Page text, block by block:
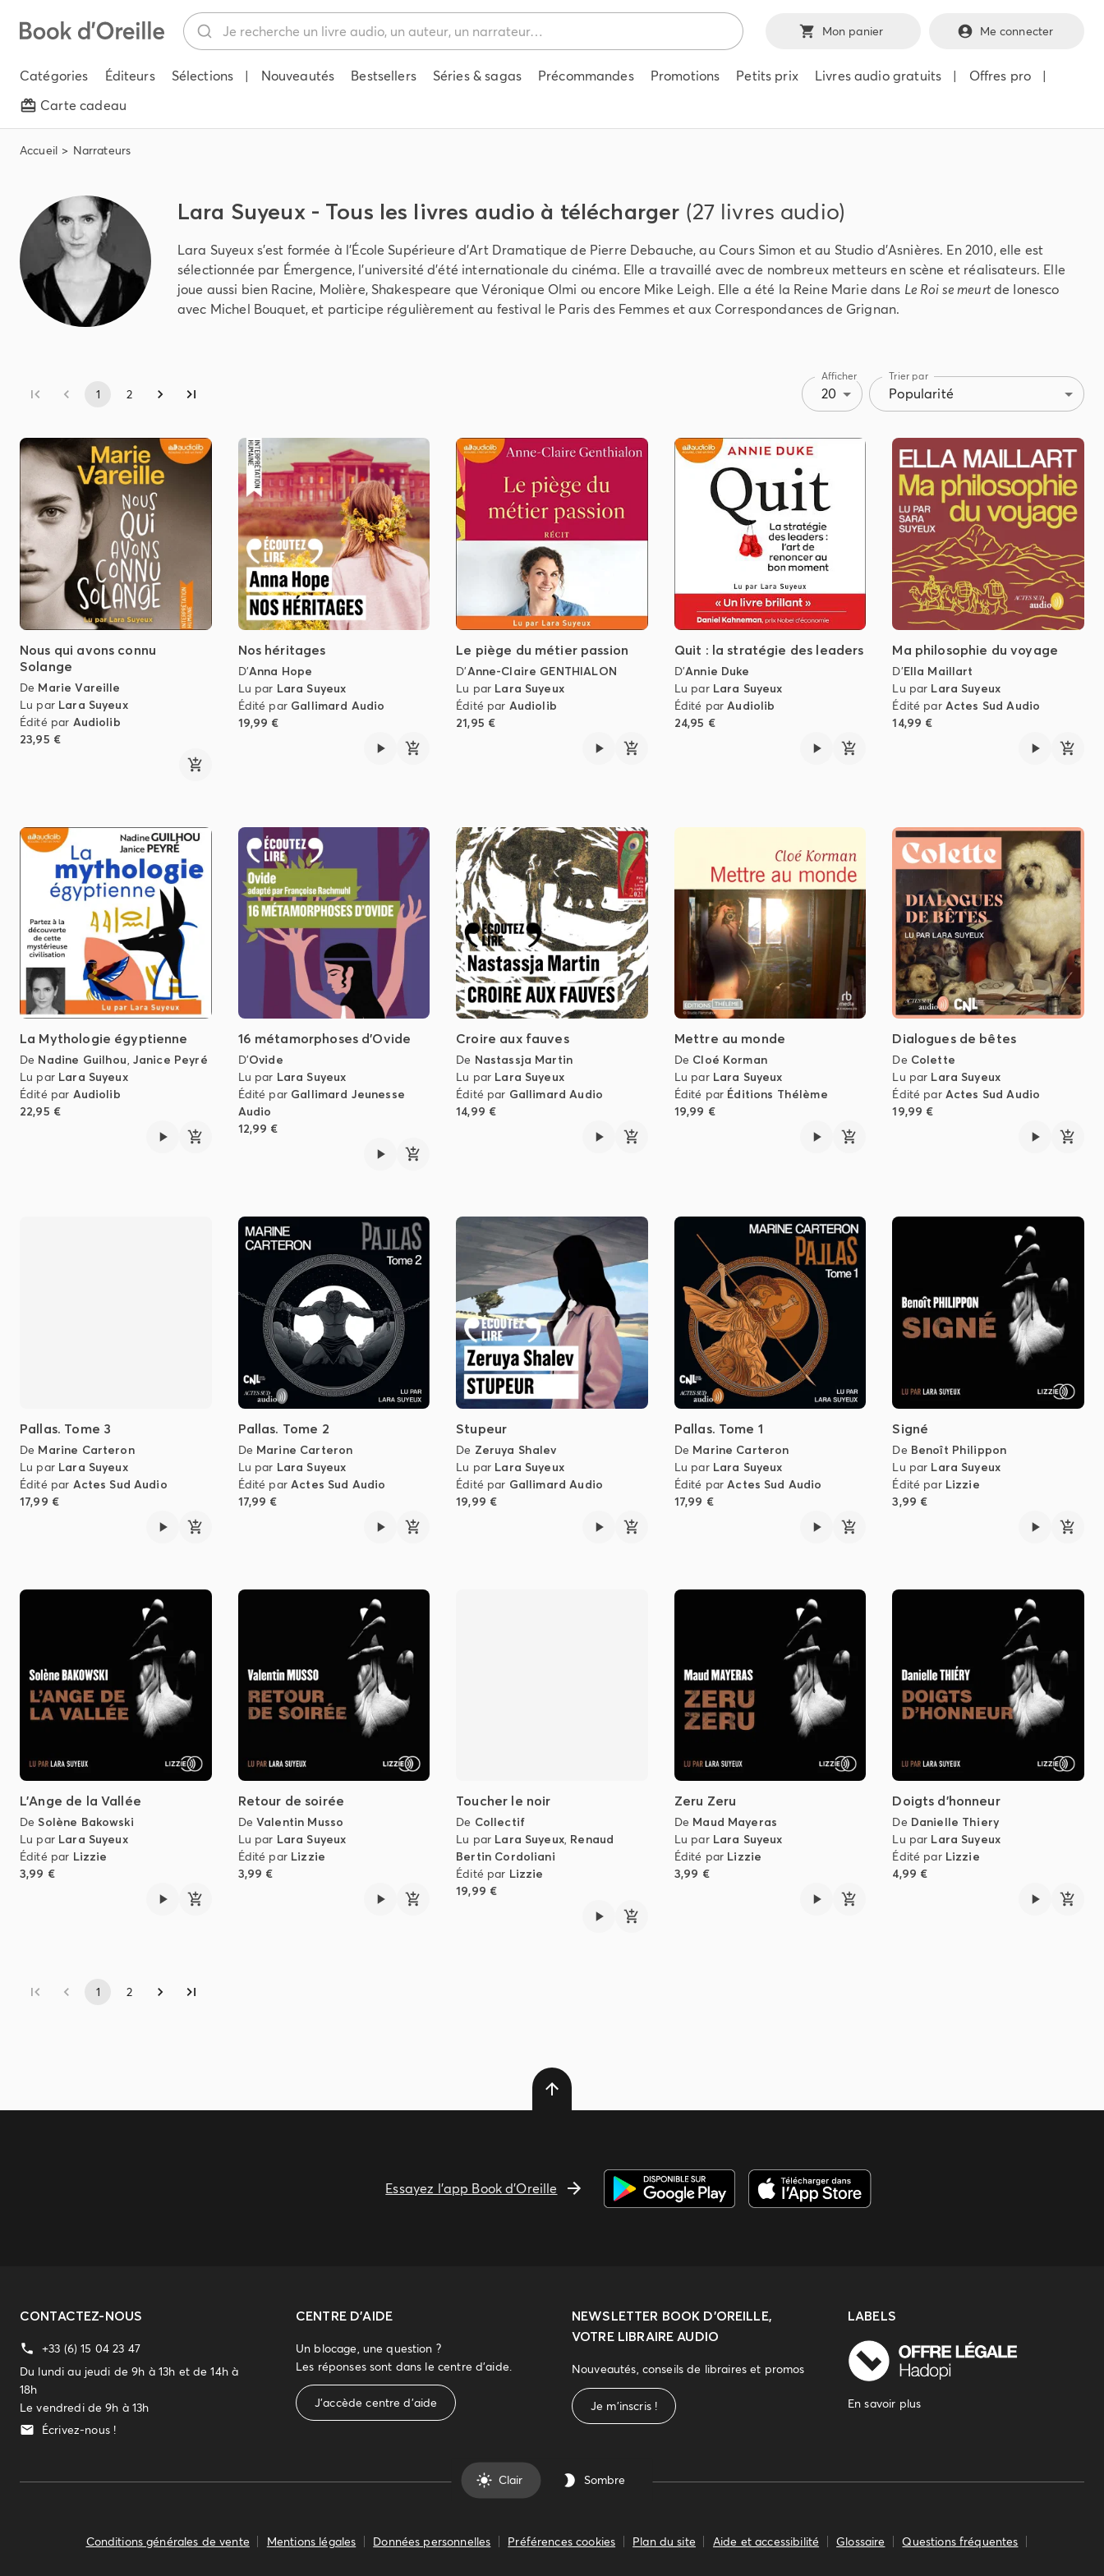
Mon panier Me connecter
Catégories Éditeurs Sélections | Nouveautés Bestsellers Séries & sagas Précommandes Promotions Petits prix Livres audio gratuits | Offres pro
|
Carte cadeau
Accueil Narrateurs
Lara Suyeux - Tous les livres audio à télécharger (27 livres audio)
Lara Suyeux s’est formée à l’École Supérieure d’Art Dramatique de Pierre Debauche, au Cours Simon et au Studio d’Asnières. En 2010, elle est
sélectionnée par Émergence, l’université d’été internationale du cinéma. Elle a travaillé avec de nombreux metteurs en scène et réalisateurs. Elle
joue aussi bien Racine, Molière, Shakespeare que Véronique Olmi ou encore Mike Leigh. Elle a été la Reine Marie dans Le Roi se meurtde Ionesco
avec Michel Bouquet, et participe régulièrement au festival le Paris des Femmes et aux Correspondances de Grignan.
1 2
Afficher
20
Trier par
Popularité
Nous qui avons connu
Solange
De Marie Vareille
Lu par Lara Suyeux
Édité par Audiolib
23,95 €
Nos héritages
D'Anna Hope
Lu par Lara Suyeux
Édité par Gallimard Audio
19,99 €
Le piège du métier passion
D'Anne-Claire GENTHIALON
Lu par Lara Suyeux
Édité par Audiolib
21,95 €
Quit : la stratégie des leaders
D'Annie Duke
Lu par Lara Suyeux
Édité par Audiolib
24,95 €
Ma philosophie du voyage
D'Ella Maillart
Lu par Lara Suyeux
Édité par Actes Sud Audio
14,99 €
La Mythologie égyptienne
De Nadine Guilhou, Janice Peyré
Lu par Lara Suyeux
Édité par Audiolib
22,95 €
16 métamorphoses d'Ovide
D'Ovide
Lu par Lara Suyeux
Édité par Gallimard Jeunesse
Audio
12,99 €
Croire aux fauves
De Nastassja Martin
Lu par Lara Suyeux
Édité par Gallimard Audio
14,99 €
Mettre au monde
De Cloé Korman
Lu par Lara Suyeux
Édité par Éditions Thélème
19,99 €
Dialogues de bêtes
De Colette
Lu par Lara Suyeux
Édité par Actes Sud Audio
19,99 €
Pallas. Tome 3
De Marine Carteron
Lu par Lara Suyeux
Édité par Actes Sud Audio
17,99 €
Pallas. Tome 2
De Marine Carteron
Lu par Lara Suyeux
Édité parActes Sud Audio
17,99 €
Stupeur
De Zeruya Shalev
Lu par Lara Suyeux
Édité par Gallimard Audio
19,99 €
Pallas. Tome 1
De Marine Carteron
Lu par Lara Suyeux
Édité parActes Sud Audio
17,99 €
Signé
De Benoît Philippon
Lu par Lara Suyeux
Édité par Lizzie
3,99 €
L'Ange de la Vallée
De Solène Bakowski
Lu par Lara Suyeux
Édité par Lizzie
3,99 €
Retour de soirée
DeValentin Musso
Lu par Lara Suyeux
Édité par Lizzie
3,99 €
Toucher le noir
De Collectif
Lu par Lara Suyeux, Renaud
Bertin Cordoliani
Édité par Lizzie
19,99 €
Zeru Zeru
De Maud Mayeras
Lu par Lara Suyeux
Édité par Lizzie
3,99 €
Doigts d'honneur
De Danielle Thiery
Lu par Lara Suyeux
Édité par Lizzie
4,99 €
1 2
Essayez l'app Book d'Oreille
CONTACTEZ-NOUS
+33 (6) 15 04 23 47
Du lundi au jeudi de 9h à 13h et de 14h à
18h
Le vendredi de 9h à 13h
Écrivez-nous !
CENTRE D'AIDE
Un blocage, une question ?
Les réponses sont dans le centre d'aide.
J'accède centre d'aide
NEWSLETTER BOOK D’OREILLE,
VOTRE LIBRAIRE AUDIO
Nouveautés, conseils de libraires et promos
Je m'inscris !
LABELS
En savoir plus
Clair Sombre
Conditions générales de vente Mentions légales Données personnelles Préférences cookies Plan du site Aide et accessibilité Glossaire Questions fréquentes